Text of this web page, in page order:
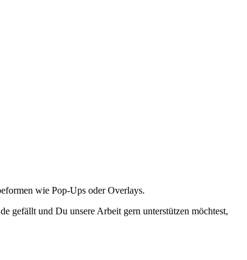
wie Pop-Ups oder Overlays.
gefällt und Du unsere Arbeit gern unterstützen möchtest,